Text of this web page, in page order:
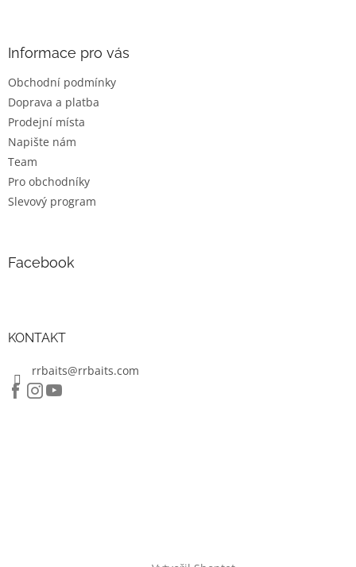
Informace pro vás
Obchodní podmínky
Doprava a platba
Prodejní místa
Napište nám
Team
Pro obchodníky
Slevový program
Facebook
KONTAKT
rrbaits@rrbaits.com